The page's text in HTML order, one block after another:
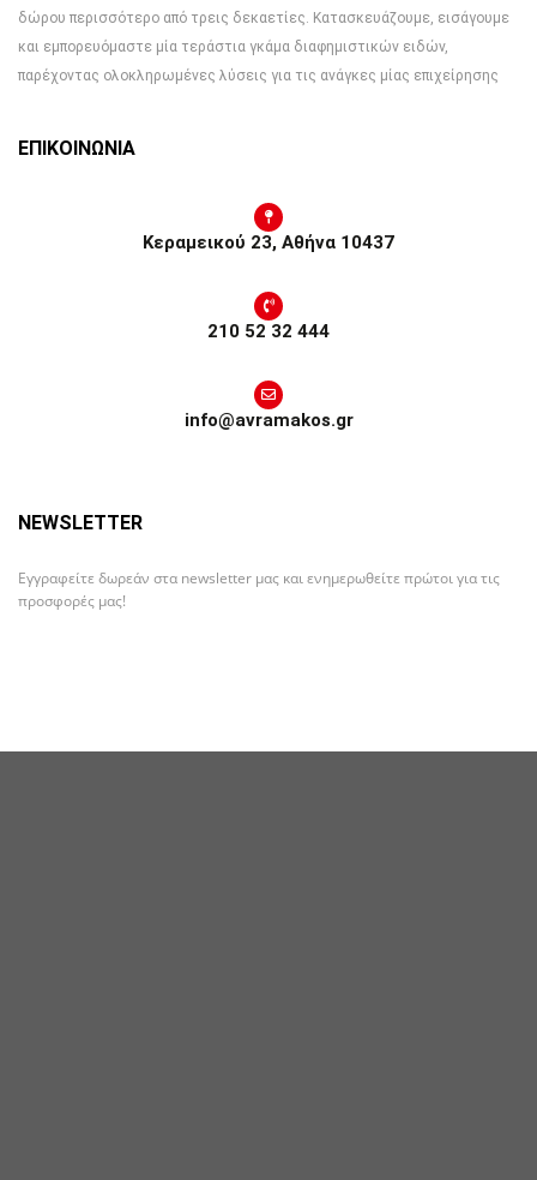
δώρου περισσότερο από τρεις δεκαετίες. Κατασκευάζουμε, εισάγουμε
και εμπορευόμαστε μία τεράστια γκάμα διαφημιστικών ειδών,
παρέχοντας ολοκληρωμένες λύσεις για τις ανάγκες μίας επιχείρησης
ΕΠΙΚΟΙΝΩΝΙΑ
Κεραμεικού 23, Αθήνα 10437
210 52 32 444
info@avramakos.gr
NEWSLETTER
Εγγραφείτε δωρεάν στα newsletter μας και ενημερωθείτε πρώτοι για τις
προσφορές μας!